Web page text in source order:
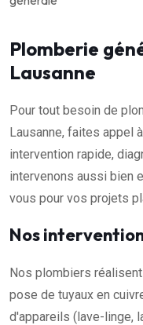
Plomberie
Lausanne
Pour tout besoin de
Lausanne, faites appel
intervention rapide,
intervenons aussi bien
vous pour vos projets
Nos
Nos plombiers
pose de tuyaux en
d'appareils (lave-linge,